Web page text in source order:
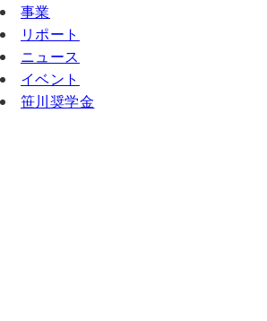
事業
リポート
ニュース
イベント
笹川奨学金